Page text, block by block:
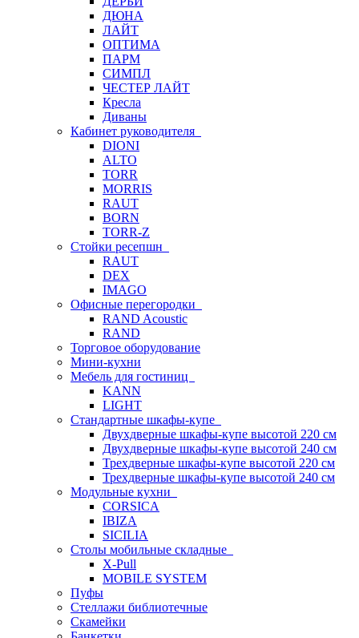
ДЮНА
ЛАЙТ
ОПТИМА
ПАРМ
СИМПЛ
ЧЕСТЕР ЛАЙТ
Кресла
Диваны
Кабинет руководителя
DIONI
ALTO
TORR
MORRIS
RAUT
BORN
TORR-Z
Стойки ресепшн
RAUT
DEX
IMAGO
Офисные перегородки
RAND Acoustic
RAND
Торговое оборудование
Мини-кухни
Мебель для гостиниц
KANN
LIGHT
Стандартные шкафы-купе
Двухдверные шкафы-купе высотой 220 см
Двухдверные шкафы-купе высотой 240 см
Трехдверные шкафы-купе высотой 220 см
Трехдверные шкафы-купе высотой 240 см
Модульные кухни
CORSICA
IBIZA
SICILIA
Столы мобильные складные
X-Pull
MOBILE SYSTEM
Пуфы
Стеллажи библиотечные
Скамейки